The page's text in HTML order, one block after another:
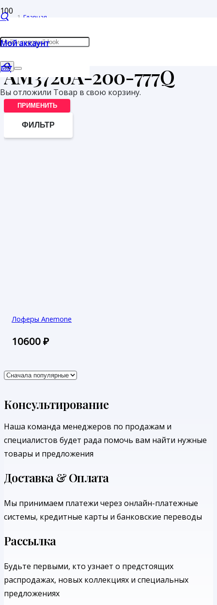
Мой аккаунт
Вы отложили Товар в свою корзину.
Главная
Товары с меткой “AM3720A-200-777Q”
AM3720A-200-777Q
ПРИМЕНИТЬ
ФИЛЬТР
Лоферы Anemone
10600₽
Консультирование
Наша команда менеджеров по продажам и
специалистов будет рада помочь вам найти нужные
товары и предложения
Доставка & Оплата
Мы принимаем платежи через онлайн-платежные
системы, кредитные карты и банковские переводы
Рассылка
Будьте первыми, кто узнает о предстоящих
распродажах, новых коллекциях и специальных
предложениях